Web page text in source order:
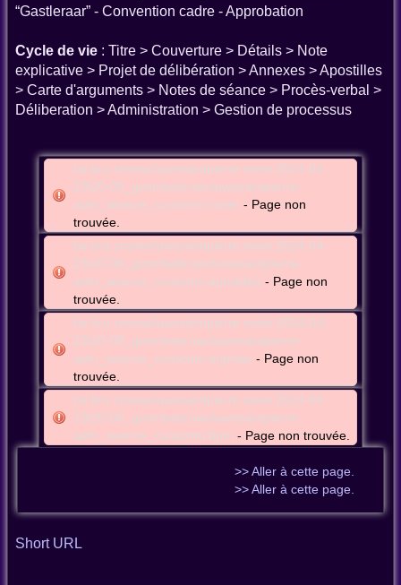
“Gastleraar” - Convention cadre - Approbation
Cycle de vie : Titre > Couverture > Détails > Note
explicative > Projet de délibération > Annexes > Apostilles
> Carte d'arguments > Notes de séance > Procès-verbal >
Déliberation > Administration > Gestion de processus
be:bru:cmnwoluwesaintpierre:meet:2024-04-
23t20-00_gcmnbebruwoluwesaintpierre-
adm_seance_conscmn:cover - Page non
trouvée.
be:bru:cmnwoluwesaintpierre:meet:2024-04-
23t20-00_gcmnbebruwoluwesaintpierre-
adm_seance_conscmn:apostilles - Page non
trouvée.
be:bru:cmnwoluwesaintpierre:meet:2024-04-
23t20-00_gcmnbebruwoluwesaintpierre-
adm_seance_conscmn:argmap - Page non
trouvée.
be:bru:cmnwoluwesaintpierre:meet:2024-04-
23t20-00_gcmnbebruwoluwesaintpierre-
adm_seance_conscmn:bpm - Page non trouvée.
>> Aller à cette page.
>> Aller à cette page.
Short URL